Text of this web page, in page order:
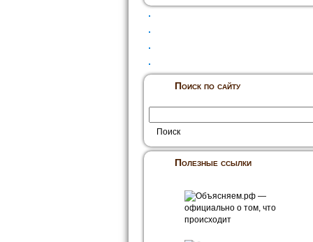
Поиск по сайту
Полезные ссылки